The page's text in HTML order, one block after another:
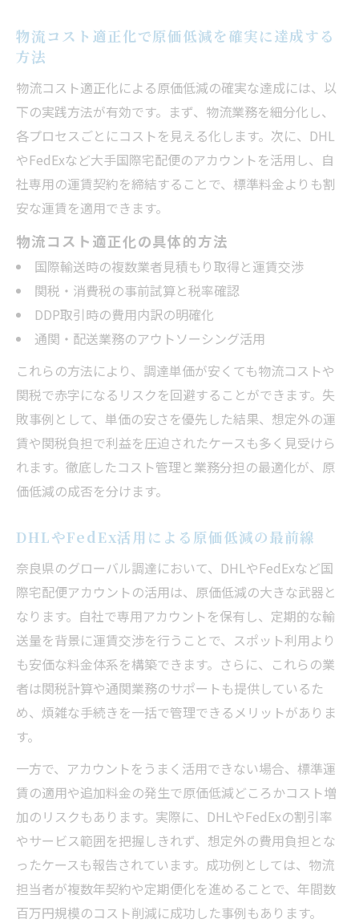
物流コスト適正化で原価低減を確実に達成する
方法
物流コスト適正化による原価低減の確実な達成には、以
下の実践方法が有効です。まず、物流業務を細分化し、
各プロセスごとにコストを見える化します。次に、DHL
やFedExなど大手国際宅配便のアカウントを活用し、自
社専用の運賃契約を締結することで、標準料金よりも割
安な運賃を適用できます。
物流コスト適正化の具体的方法
国際輸送時の複数業者見積もり取得と運賃交渉
関税・消費税の事前試算と税率確認
DDP取引時の費用内訳の明確化
通関・配送業務のアウトソーシング活用
これらの方法により、調達単価が安くても物流コストや
関税で赤字になるリスクを回避することができます。失
敗事例として、単価の安さを優先した結果、想定外の運
賃や関税負担で利益を圧迫されたケースも多く見受けら
れます。徹底したコスト管理と業務分担の最適化が、原
価低減の成否を分けます。
DHLやFedEx活用による原価低減の最前線
奈良県のグローバル調達において、DHLやFedExなど国
際宅配便アカウントの活用は、原価低減の大きな武器と
なります。自社で専用アカウントを保有し、定期的な輸
送量を背景に運賃交渉を行うことで、スポット利用より
も安価な料金体系を構築できます。さらに、これらの業
者は関税計算や通関業務のサポートも提供しているた
め、煩雑な手続きを一括で管理できるメリットがありま
す。
一方で、アカウントをうまく活用できない場合、標準運
賃の適用や追加料金の発生で原価低減どころかコスト増
加のリスクもあります。実際に、DHLやFedExの割引率
やサービス範囲を把握しきれず、想定外の費用負担とな
ったケースも報告されています。成功例としては、物流
担当者が複数年契約や定期便化を進めることで、年間数
百万円規模のコスト削減に成功した事例もあります。